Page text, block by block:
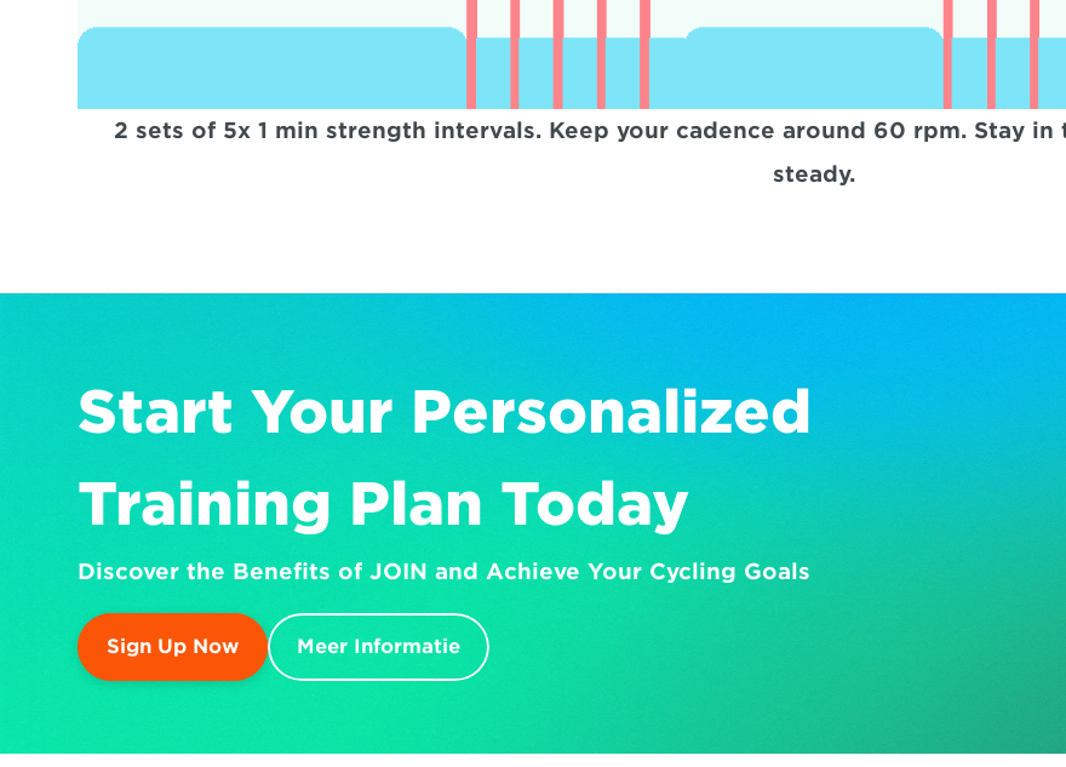
2 sets of 5x 1 min strength intervals. Keep your cadence around 60 rpm. Stay
steady.
Start Your Personalized
Training Plan Today
Discover the Benefits of JOIN and Achieve Your Cycling Goals
Sign Up Now Meer Informatie